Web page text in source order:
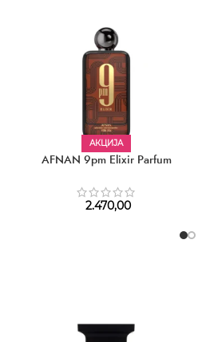
АКЦИЈА
AFNAN 9pm Elixir Parfum
2.470,00